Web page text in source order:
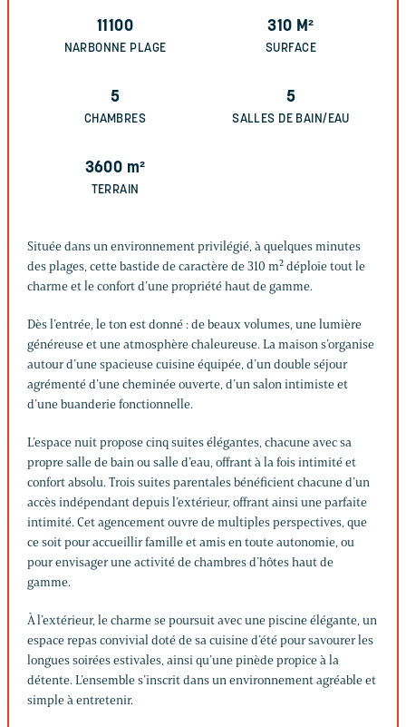
11100
NARBONNE PLAGE
310 M²
SURFACE
5
CHAMBRES
5
SALLES DE BAIN/EAU
3600 m²
TERRAIN
Située dans un environnement privilégié, à quelques minutes
des plages, cette bastide de caractère de 310 m² déploie tout le
charme et le confort d’une propriété haut de gamme.
Dès l’entrée, le ton est donné : de beaux volumes, une lumière
généreuse et une atmosphère chaleureuse. La maison s’organise
autour d’une spacieuse cuisine équipée, d’un double séjour
agrémenté d’une cheminée ouverte, d’un salon intimiste et
d’une buanderie fonctionnelle.
L’espace nuit propose cinq suites élégantes, chacune avec sa
propre salle de bain ou salle d’eau, offrant à la fois intimité et
confort absolu. Trois suites parentales bénéficient chacune d’un
accès indépendant depuis l’extérieur, offrant ainsi une parfaite
intimité. Cet agencement ouvre de multiples perspectives, que
ce soit pour accueillir famille et amis en toute autonomie, ou
pour envisager une activité de chambres d’hôtes haut de
gamme.
À l’extérieur, le charme se poursuit avec une piscine élégante, un
espace repas convivial doté de sa cuisine d’été pour savourer les
longues soirées estivales, ainsi qu’une pinède propice à la
détente. L’ensemble s’inscrit dans un environnement agréable et
simple à entretenir.